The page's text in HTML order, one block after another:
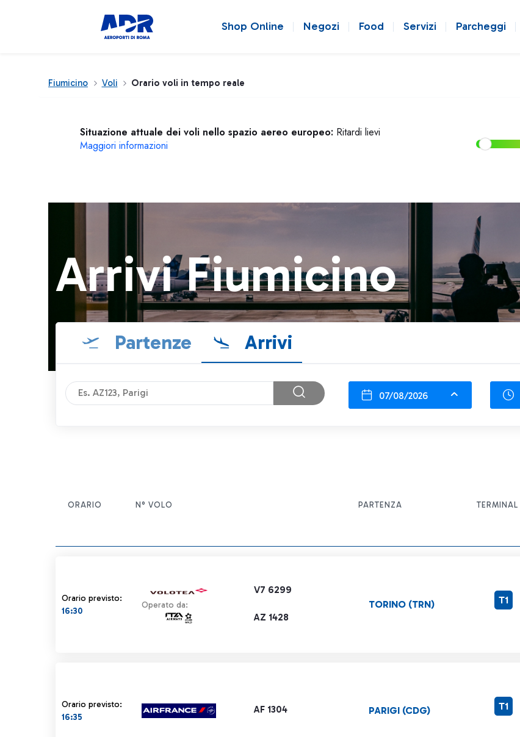
Shop Online Negozi Food Servizi Parcheggi
Fiumicino Voli Orario voli in tempo reale
Situazione attuale dei voli nello spazio aereo europeo: Ritardi lievi
Maggiori informazioni
Arrivi Fiumicino
Partenze Arrivi
07/08/2026
ORARIO N° VOLO PARTENZA TERMINAL
Orario previsto:
16:30
V7 6299
Operato da:
AZ 1428
TORINO (TRN) T1
Orario previsto:
16:35
AF 1304 PARIGI (CDG) T1